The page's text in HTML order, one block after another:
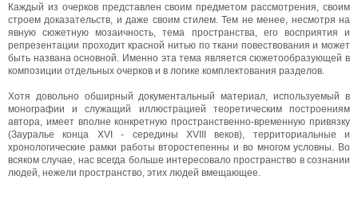
Каждый из очерков представлен своим предметом рассмотрения, своим
строем доказательств, и даже своим стилем. Тем не менее, несмотря на
явную сюжетную мозаичность, тема пространства, его восприятия и
репрезентации проходит красной нитью по ткани повествования и может
быть названа основной. Именно эта тема является сюжетообразующей в
композиции отдельных очерков и в логике комплектования разделов.
Хотя довольно обширный документальный материал, используемый в
монографии и служащий иллюстрацией теоретическим построениям
автора, имеет вполне конкретную пространственно-временную привязку
(Зауралье конца XVI - середины XVIII веков), территориальные и
хронологические рамки работы второстепенны и во многом условны. Во
всяком случае, нас всегда больше интересовало пространство в сознании
людей, нежели пространство, этих людей вмещающее.